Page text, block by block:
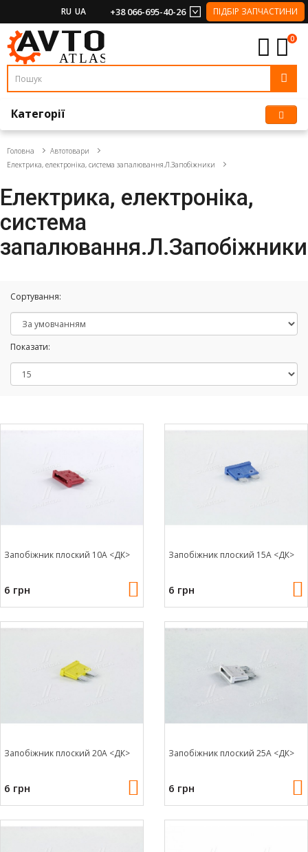
RU UA +38 066-695-40-26 ПІДБІР ЗАПЧАСТИНИ
0
Категорії
Головна
Автотовари
Електрика, електроніка, система запалювання.Л.Запобіжники
Електрика, електроніка,
система
запалювання.Л.Запобіжники
Сортування:
Показати:
Запобіжник плоский 10А <ДК>
6 грн
Запобіжник плоский 15А <ДК>
6 грн
Запобіжник плоский 20А <ДК>
6 грн
Запобіжник плоский 25А <ДК>
6 грн